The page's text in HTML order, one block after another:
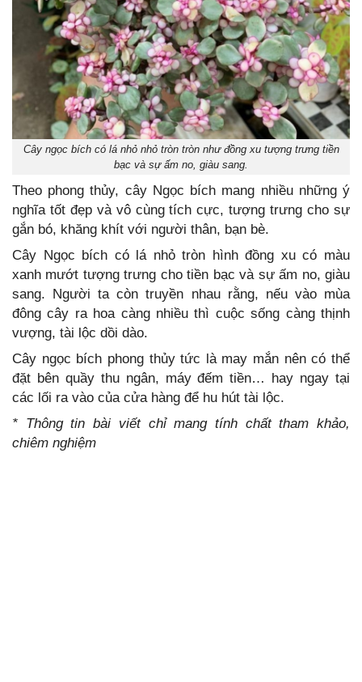
Cây ngọc bích có lá nhỏ nhỏ tròn tròn như đồng xu tượng trưng tiền
bạc và sự ấm no, giàu sang.
Theo phong thủy, cây Ngọc bích mang nhiều những ý
nghĩa tốt đẹp và vô cùng tích cực, tượng trưng cho sự
gắn bó, khăng khít với người thân, bạn bè.
Cây Ngọc bích có lá nhỏ tròn hình đồng xu có màu
xanh mướt tượng trưng cho tiền bạc và sự ấm no, giàu
sang. Người ta còn truyền nhau rằng, nếu vào mùa
đông cây ra hoa càng nhiều thì cuộc sống càng thịnh
vượng, tài lộc dồi dào.
Cây ngọc bích phong thủy tức là may mắn nên có thể
đặt bên quầy thu ngân, máy đếm tiền… hay ngay tại
các lối ra vào của cửa hàng để hu hút tài lộc.
* Thông tin bài viết chỉ mang tính chất tham khảo,
chiêm nghiệm